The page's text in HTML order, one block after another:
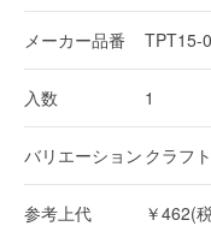
メーカー品番 TPT15-
入数 1
バリエーション クラフ
参考上代 ￥462(